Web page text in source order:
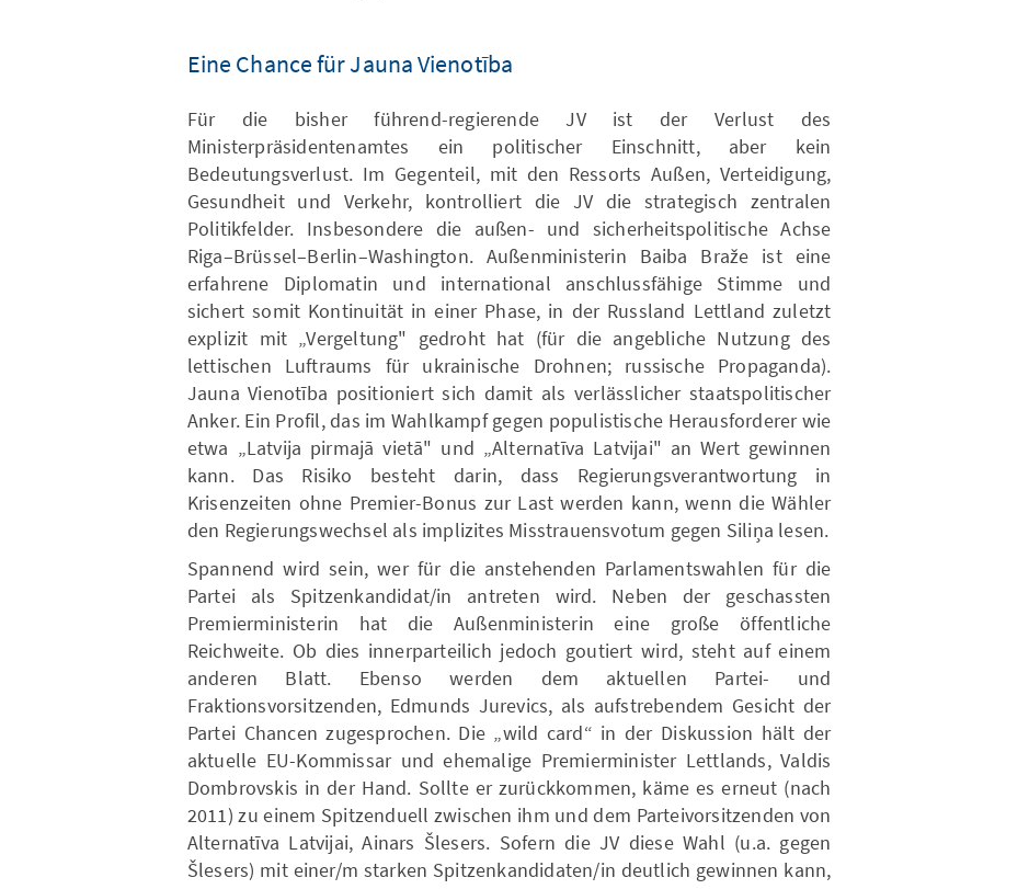
Eine Chance für Jauna Vienotība
Für die bisher führend-regierende JV ist der Verlust des
Ministerpräsidentenamtes ein politischer Einschnitt, aber kein
Bedeutungsverlust. Im Gegenteil, mit den Ressorts Außen, Verteidigung,
Gesundheit und Verkehr, kontrolliert die JV die strategisch zentralen
Politikfelder. Insbesondere die außen- und sicherheitspolitische Achse
Riga–Brüssel–Berlin–Washington. Außenministerin Baiba Braže ist eine
erfahrene Diplomatin und international anschlussfähige Stimme und
sichert somit Kontinuität in einer Phase, in der Russland Lettland zuletzt
explizit mit „Vergeltung" gedroht hat (für die angebliche Nutzung des
lettischen Luftraums für ukrainische Drohnen; russische Propaganda).
Jauna Vienotība positioniert sich damit als verlässlicher staatspolitischer
Anker. Ein Profil, das im Wahlkampf gegen populistische Herausforderer wie
etwa „Latvija pirmajā vietā" und „Alternatīva Latvijai" an Wert gewinnen
kann. Das Risiko besteht darin, dass Regierungsverantwortung in
Krisenzeiten ohne Premier-Bonus zur Last werden kann, wenn die Wähler
den Regierungswechsel als implizites Misstrauensvotum gegen Siliņa lesen.
Spannend wird sein, wer für die anstehenden Parlamentswahlen für die
Partei als Spitzenkandidat/in antreten wird. Neben der geschassten
Premierministerin hat die Außenministerin eine große öffentliche
Reichweite. Ob dies innerparteilich jedoch goutiert wird, steht auf einem
anderen Blatt. Ebenso werden dem aktuellen Partei- und
Fraktionsvorsitzenden, Edmunds Jurevics, als aufstrebendem Gesicht der
Partei Chancen zugesprochen. Die „wild card“ in der Diskussion hält der
aktuelle EU-Kommissar und ehemalige Premierminister Lettlands, Valdis
Dombrovskis in der Hand. Sollte er zurückkommen, käme es erneut (nach
2011) zu einem Spitzenduell zwischen ihm und dem Parteivorsitzenden von
Alternatīva Latvijai, Ainars Šlesers. Sofern die JV diese Wahl (u.a. gegen
Šlesers) mit einer/m starken Spitzenkandidaten/in deutlich gewinnen kann,